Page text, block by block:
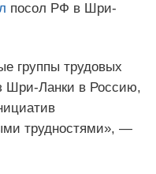
посол РФ в Шри-
группы трудовых
Шри-Ланки в Россию,
трудностями», —